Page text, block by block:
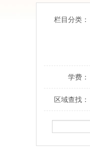
栏目分类：
学费：
区域查找：